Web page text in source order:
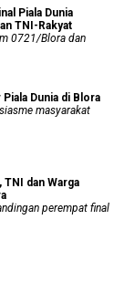
Piala Dunia
TNI-Rakyat
0721/Blora dan
Dunia di Blora
masyarakat
TNI dan Warga
perempat final